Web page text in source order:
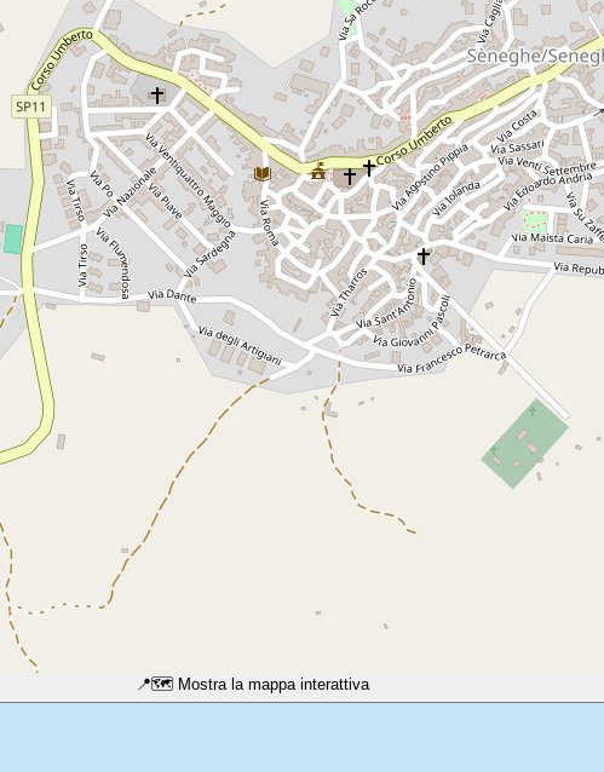
📍🗺️ Mostra la mappa interattiva